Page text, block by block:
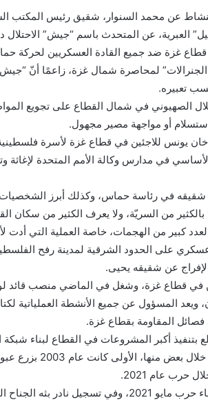
بنشاط عن محمد السنوار، شقيق رئيس المكتب
العبرية، عن المتحدث باسم “جيش” الاحتلال
غزة ضد جميع القادة العسكريين لحركة حماس
لمحاصرة شمال غزة، زاعمًا أنّ “جيش”
تعبيره.
الصهيوني في شمال القطاع على تجويع
أو مواجهة مصير مجهول.
في مدارس وكالة الأمم المتحدة لإغاثة
شقيقه في رئاسة حماس، وكذلك أبرز
بالكثير من السريّة، ولا يعرف الكثير من سكان
لعدد كبير من الهجمات، خاصة العملية التي أدت
موقع عسكري على الحدود الشرقية لمدينة رفح
عن شقيقه يحيى.
في قطاع غزة، وشغل في الماضي منصب قائد
ويعد المسؤول عن جميع الأنشطة العملياتية
فصائل المقاومة بقطاع غزة.
بتنفيذ أكبر المشروعات في القطاع لبناء شبكة
نجا محمد السنوار من 6 محاولات
حرب عام 2021.